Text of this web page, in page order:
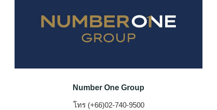
Number One Group
โทร (+66)02-740-9500